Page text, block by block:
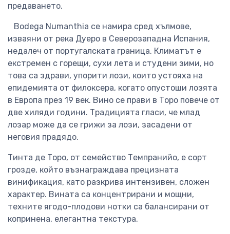
предаването.
Bodega Numanthia се намира сред хълмове,
изваяни от река Дуеро в Северозападна Испания,
недалеч от португалската граница. Климатът е
екстремен с горещи, сухи лета и студени зими, но
това са здрави, упорити лози, които устояха на
епидемията от филоксера, когато опустоши лозята
в Европа през 19 век. Вино се прави в Торо повече от
две хиляди години. Традицията гласи, че млад
лозар може да се грижи за лози, засадени от
неговия прадядо.
Тинта де Торо, от семейство Темпранийо, е сорт
грозде, който възнаграждава прецизната
винификация, като разкрива интензивен, сложен
характер. Вината са концентрирани и мощни,
техните ягодо-плодови нотки са балансирани от
копринена, елегантна текстура.